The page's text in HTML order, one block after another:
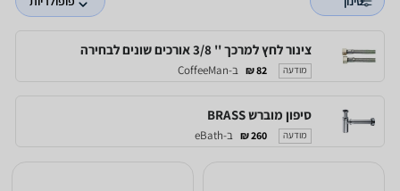
צינור לחץ למרכך '' 3/8 אורכים שונים לבחירה
מודעה 82 ₪ ב-CoffeeMan
סיפון מוברש BRASS
מודעה 260 ₪ ב-eBath